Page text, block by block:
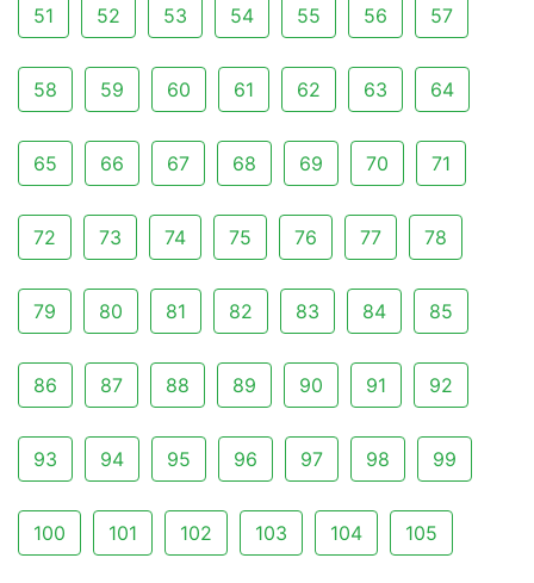
51 52 53 54 55 56 57
58 59 60 61 62 63 64
65 66 67 68 69 70 71
72 73 74 75 76 77 78
79 80 81 82 83 84 85
86 87 88 89 90 91 92
93 94 95 96 97 98 99
100 101 102 103 104 105